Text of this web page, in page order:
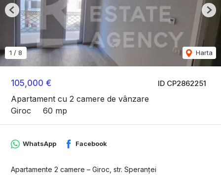
ID CP2862251
105,000 €
Apartament cu 2 camere de vânzare
Giroc
60 mp
1 / 8 Harta
Previous
WhatsApp Facebook
Apartamente 2 camere – Giroc, str. Speranței